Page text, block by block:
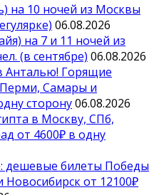
на 10 ночей из Москвы
06.08.2026
на 7 и 11 ночей из
(в сентябре) 06.08.2026
Анталью! Горящие
Самары и
сторону06.08.2026
в Москву, СПб,
от 4600₽ в одну
дешевые билеты Победы
от 12100₽